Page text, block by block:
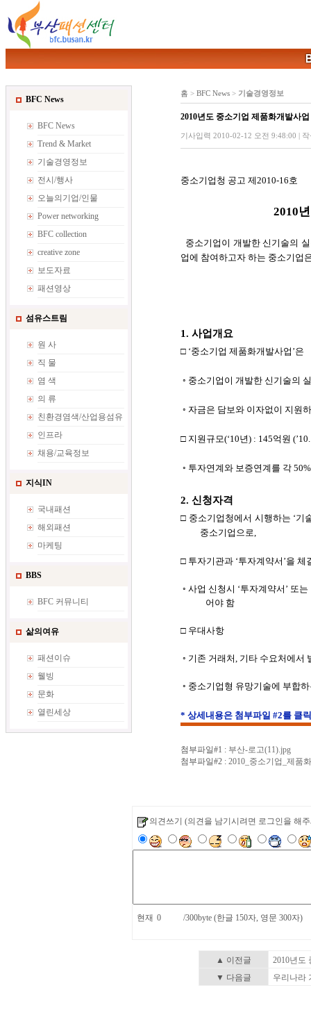
BFC News
BFC News
Trend & Market
기술경영정보
전시/행사
오늘의기업/인물
Power networking
BFC collection
creative zone
보도자료
패션영상
섬유스트림
원 사
직 물
염 색
의 류
친환경염색/산업용섬유
인프라
채용/교육정보
지식IN
국내패션
해외패션
마케팅
BBS
BFC 커뮤니티
삶의여유
패션이슈
웰빙
문화
열린세상
홈 > BFC News > 기술경영정보
2010년도 중소기업 제품화개발사
기사입력 2010-02-12 오전 9:48:00 |
중소기업청 공고 제2010-16호
2010
중소기업이 개발한 신기술의
업에 참여하고자 하는 중소기업
1. 사업개요
□ ‘중소기업 제품화개발사업’은
◦ 중소기업이 개발한 신기술의
◦ 자금은 담보와 이자없이 지원
□ 지원규모(‘10년) : 145억원
◦ 투자연계와 보증연계를 각
2. 신청자격
□ 중소기업청에서 시행하는 ‘기
중소기업으로,
□ 투자기관과 ‘투자계약서’을
◦ 사업 신청시 ‘투자계약서’ 또
어야 함
□ 우대사항
◦ 기존 거래처, 기타 수요처에서
◦ 중소기업형 유망기술에 부합
* 상세내용은 첨부파일 #2를 클
첨부파일#1 : 부산-로고(11).jpg
첨부파일#2 : 2010_중소기업_제품
의견쓰기 (의견을 남기시려면 로그인을 해
현재 /300byte (한글 150자, 영문 300자)
▲ 이전글
2010년도
▼ 다음글
우리나라